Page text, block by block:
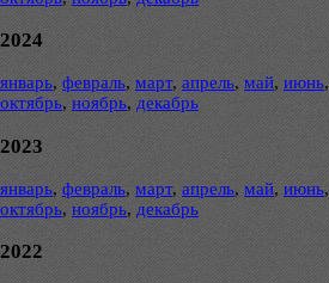
2024
январь, февраль, март, апрель, май, июнь,
октябрь, ноябрь, декабрь
2023
январь, февраль, март, апрель, май, июнь,
октябрь, ноябрь, декабрь
2022